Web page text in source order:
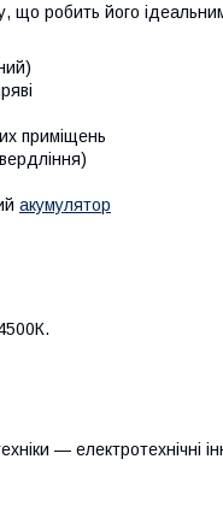
що робить його
приміщень
акумулятор
— електротехнічні